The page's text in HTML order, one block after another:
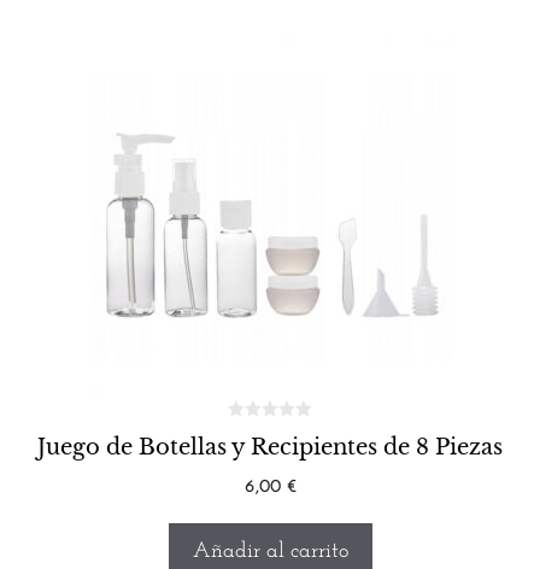
Juego de Botellas y Recipientes de 8 Piezas
6,00 €
Añadir al carrito